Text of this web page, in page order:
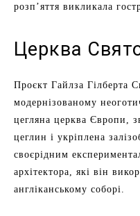
розп’яття викликала
Церква
Проєкт Гайлза Гілберта
модернізованому
цегляна церква Європи,
цеглин і укріплена
своєрідним
архітектора, які він
англіканському соборі.